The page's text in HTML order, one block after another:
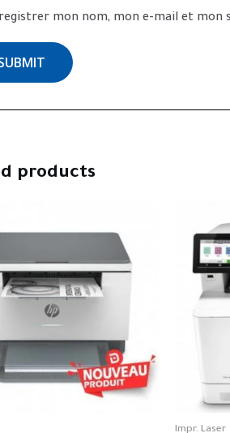
mon nom, mon e-mail et mon
products
Impr. Laser